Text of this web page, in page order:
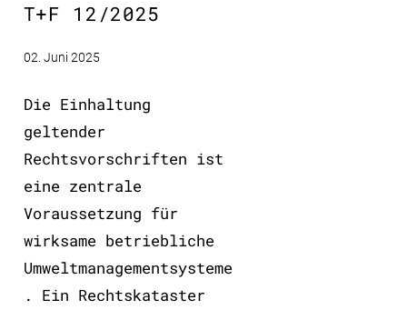
T+F 12/2025
02. Juni 2025
Die Einhaltung
geltender
Rechtsvorschriften ist
eine zentrale
Voraussetzung für
wirksame betriebliche
Umweltmanagementsysteme
. Ein Rechtskataster